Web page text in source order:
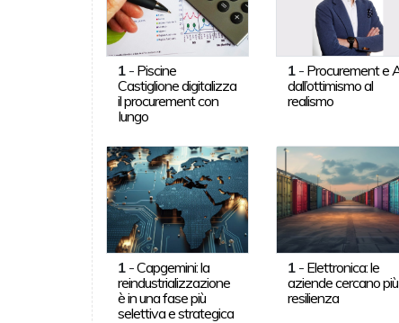
1- Piscine
Castiglione digitalizza
il procurement con
Iungo
1 - Procurement e
dall’ottimismo al
realismo
1-Capgemini: la
reindustrializzazione
è in una fase più
selettiva e strategica
1 - Elettronica: le
aziende cercano più
resilienza